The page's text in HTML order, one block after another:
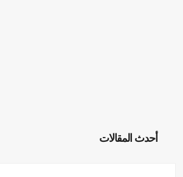
أحدث المقالات